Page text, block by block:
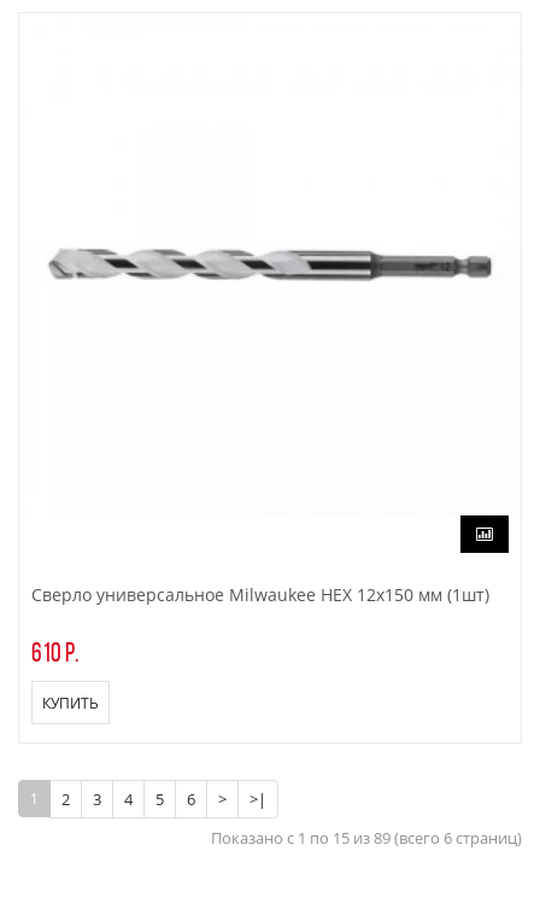
Сверло универсальное Milwaukee HEX 12x150 мм (1шт)
610 р.
КУПИТЬ
1 2 3 4 5 6 >
>|
Показано с 1 по 15 из 89 (всего 6 страниц)